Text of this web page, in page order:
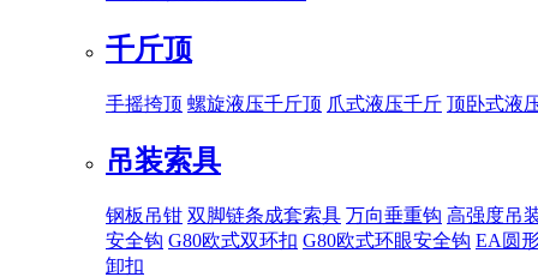
千斤顶
手摇挎顶 螺旋液压千斤顶 爪式液压千斤 顶卧式液
吊装索具
钢板吊钳 双脚链条成套索具 万向垂重钩 高强度吊
安全钩 G80欧式双环扣 G80欧式环眼安全钩 EA圆
卸扣